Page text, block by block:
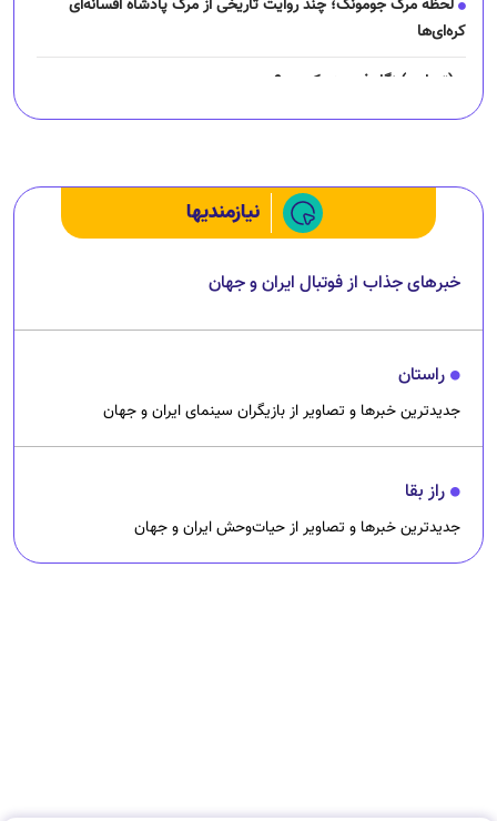
لحظه مرگ جومونگ؛ چند روایت تاریخی از مرگ پادشاه افسانه‌ای
کره‌ای‌ها
(تصاویر) نگار فرهمند کیست؟
نیازمندیها
خبرهای جذاب از فوتبال ایران و جهان
راستان
جدیدترین خبرها و تصاویر از بازیگران سینمای ایران و جهان
راز بقا
جدیدترین خبرها و تصاویر از حیات‌وحش ایران و جهان